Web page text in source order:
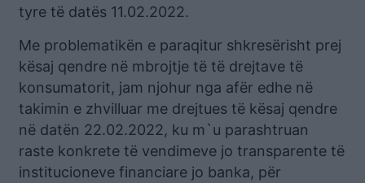
tyre të datës 11.02.2022.
Me problematikën e paraqitur shkresërisht prej
kësaj qendre në mbrojtje të të drejtave të
konsumatorit, jam njohur nga afër edhe në
takimin e zhvilluar me drejtues të kësaj qendre
në datën 22.02.2022, ku m`u parashtruan
raste konkrete të vendimeve jo transparente të
institucioneve financiare jo banka, për